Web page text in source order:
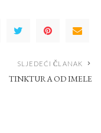
SLJEDEĆI ČLANAK
TINKTURA OD IMELE